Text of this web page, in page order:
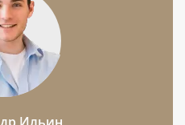
км.
до аэропорта: